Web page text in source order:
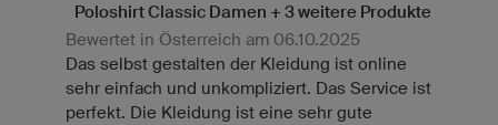
Poloshirt Classic Damen + 3 weitere Produkte
Bewertet in Österreich am 06.10.2025
Das selbst gestalten der Kleidung ist online
sehr einfach und unkompliziert. Das Service ist
perfekt. Die Kleidung ist eine sehr gute